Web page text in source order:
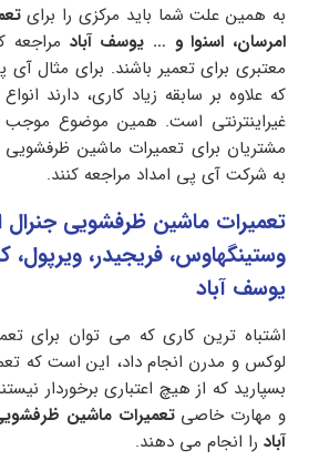
به همین علت شما باید مرکزی را برای
امرسان، اسنوا و … یوسف آباد مراجعه
معتبری برای تعمیر باشند. برای مثال
که علاوه بر سابقه زیاد کاری، دارند
غیراینترنتی است. همین موضوع
مشتریان برای تعمیرات ماشین
به شرکت آی پی امداد مراجعه کنند.
تعمیرات ماشین ظرفشویی جنرال
وستینگهاوس، فریجیدر، ویرپول،
یوسف آباد
اشتباه ترین کاری که می توان برای
لوکس و مدرن انجام داد، این است که
بسپارید که از هیچ اعتباری برخوردار
و مهارت خاصیتعمیرات ماشین
آباد را انجام می دهند.